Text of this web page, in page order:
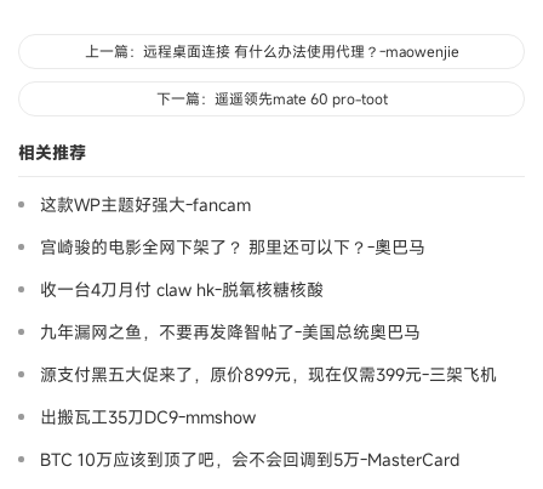
上一篇：远程桌面连接 有什么办法使用代理？-maowenjie
下一篇：遥遥领先mate 60 pro-toot
相关推荐
这款WP主题好强大-fancam
宫崎骏的电影全网下架了？ 那里还可以下？-奧巴马
收一台4刀月付 claw hk-脱氧核糖核酸
九年漏网之鱼，不要再发降智帖了-美国总统奥巴马
源支付黑五大促来了，原价899元，现在仅需399元-三架飞机
出搬瓦工35刀DC9-mmshow
BTC 10万应该到顶了吧，会不会回调到5万-MasterCard